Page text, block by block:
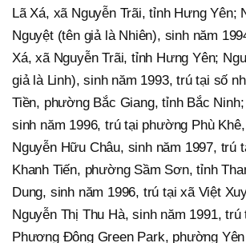
Lã Xá, xã Nguyễn Trãi, tỉnh Hưng Yên;
Nguyệt (tên giả là Nhiên), sinh năm
Xá, xã Nguyễn Trãi, tỉnh Hưng Yên;
giả là Linh), sinh năm 1993, trú tại số
Tiền, phường Bắc Giang, tỉnh Bắc
sinh năm 1996, trú tại phường Phù
Nguyễn Hữu Châu, sinh năm 1997, trú
Khanh Tiến, phường Sầm Sơn, tỉnh
Dung, sinh năm 1996, trú tại xã Việt
Nguyễn Thị Thu Hà, sinh năm 1991,
Phương Đông Green Park, phường